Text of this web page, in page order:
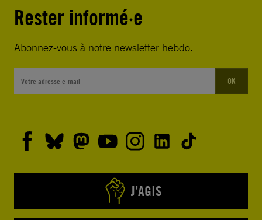
Rester informé·e
Abonnez-vous à notre newsletter hebdo.
OK
J’AGIS